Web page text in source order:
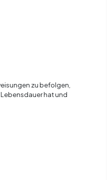
zu befolgen,
hat und